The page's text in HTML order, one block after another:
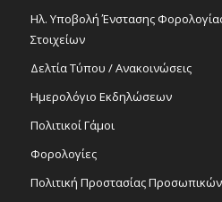
Ηλ. Υποβολή Ένστασης
Στοιχείων
Δελτία Τύπου / Ανακοινώσεις
Ημερολόγιο Εκδηλώσεων
Πολιτικοί Γάμοι
Φορολογίες
Πολιτική Προστασίας